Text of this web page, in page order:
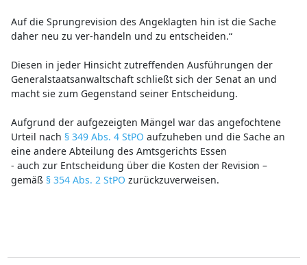
Auf die Sprungrevision des Angeklagten hin ist die Sache
daher neu zu ver-handeln und zu entscheiden.“
Diesen in jeder Hinsicht zutreffenden Ausführungen der
Generalstaatsanwaltschaft schließt sich der Senat an und
macht sie zum Gegenstand seiner Entscheidung.
Aufgrund der aufgezeigten Mängel war das angefochtene
Urteil nach § 349 Abs. 4 StPO aufzuheben und die Sache an
eine andere Abteilung des Amtsgerichts Essen
- auch zur Entscheidung über die Kosten der Revision –
gemäß § 354 Abs. 2 StPO zurückzuverweisen.